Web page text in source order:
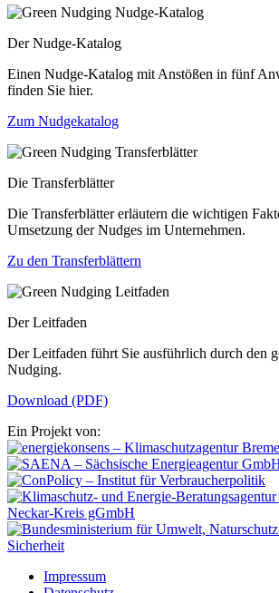
Der Nudge-Katalog
Einen Nudge-Katalog mit Anstößen in fünf
finden Sie hier.
Zum Nudgekatalog
Die Transferblätter
Die Transferblätter erläutern die wichtigen
Umsetzung der Nudges im Unternehmen.
Zu den Transferblättern
Der Leitfaden
Der Leitfaden führt Sie ausführlich durch den
Nudging.
Download (PDF)
Ein Projekt von:
Impressum